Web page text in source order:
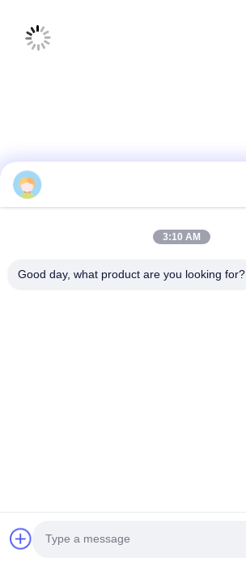
3:10 AM
Good day, what product are you looking for?